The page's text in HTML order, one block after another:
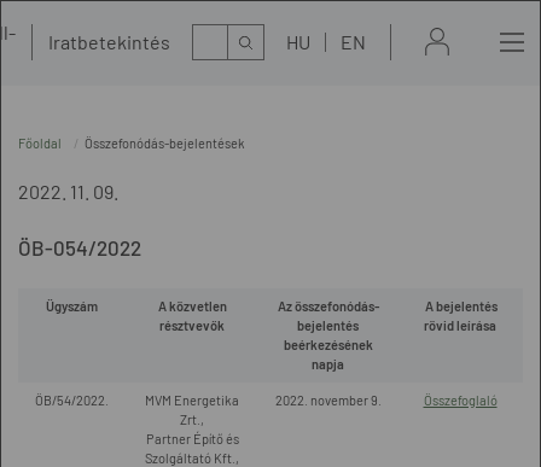
Iratbetekintés Kereső HU EN
Főoldal Összefonódás-bejelentések
2022. 11. 09.
ÖB-054/2022
Ügyszám
A közvetlen
résztvevők
Az összefonódás-
bejelentés
beérkezésének
napja
A bejelentés
rövid leírása
ÖB/54/2022.
MVM Energetika
Zrt.,
Partner Építő és
Szolgáltató Kft.,
2022. november 9. Összefoglaló